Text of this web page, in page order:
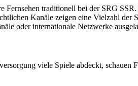
traditionell bei der SRG
Kanäle zeigen eine Vielzahl der
oder internationale Netzwerke
viele Spiele abdeckt,